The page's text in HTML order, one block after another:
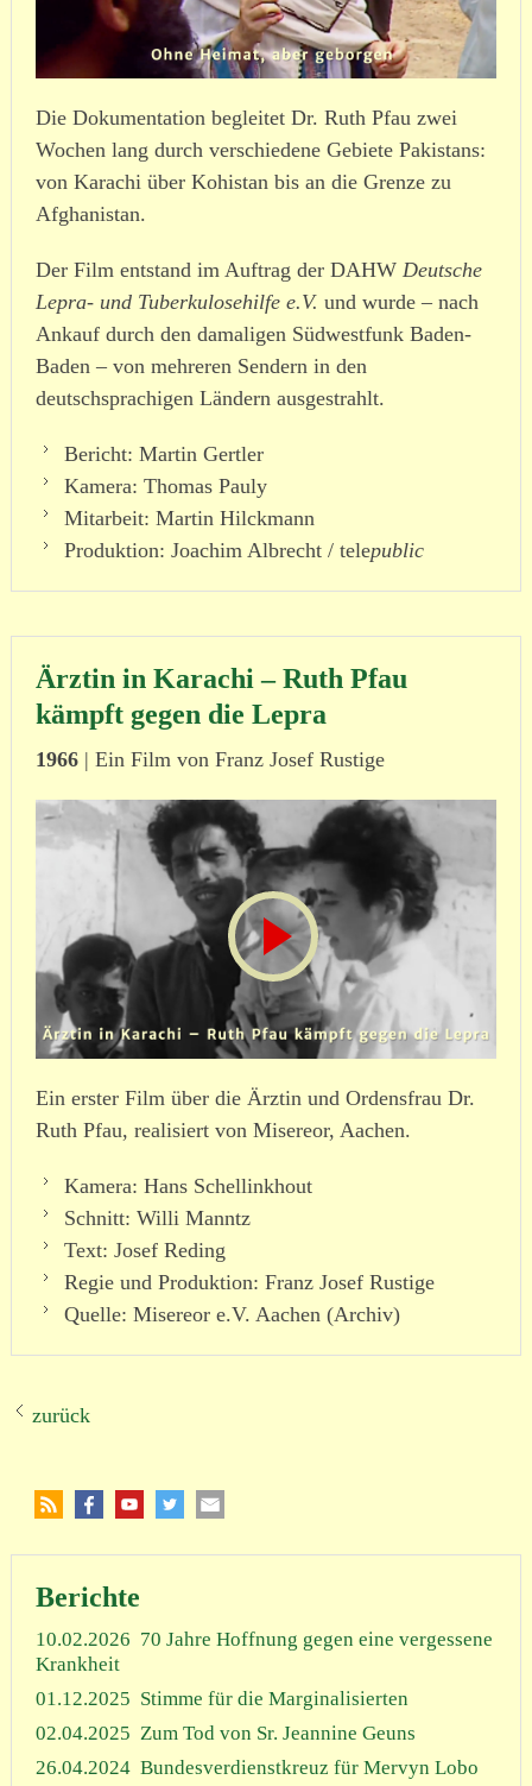
Die Dokumentation begleitet Dr. Ruth Pfau zwei
Wochen lang durch verschiedene Gebiete Pakistans:
von Karachi über Kohistan bis an die Grenze zu
Afghanistan.
Der Film entstand im Auftrag der DAHW Deutsche
Lepra- und Tuber­ku­lo­se­hilfe e.V. und wurde – nach
Ankauf durch den damaligen Südwestfunk Baden-
Baden – von mehreren Sendern in den
deutschsprachigen Ländern ausge­strahlt.
Bericht: Martin Gertler
Kamera: Thomas Pauly
Mitarbeit: Martin Hilckmann
Produktion: Joachim Albrecht / telepublic
Ärztin in Karachi – Ruth Pfau
kämpft gegen die Lepra
1966| Ein Film von Franz Josef Rustige
Ein erster Film über die Ärztin und Ordensfrau Dr.
Ruth Pfau, reali­siert von Misereor, Aachen.
Kamera: Hans Schellinkhout
Schnitt: Willi Manntz
Text: Josef Reding
Regie und Produktion: Franz Josef Rustige
Quelle: Misereor e.V. Aachen (Archiv)
zurück
Berichte
10.02.2026 70 Jahre Hoffnung gegen eine vergessene
Krankheit
01.12.2025 Stimme für die Marginalisierten
02.04.2025 Zum Tod von Sr. Jeannine Geuns
26.04.2024 Bundesverdienstkreuz für Mervyn Lobo